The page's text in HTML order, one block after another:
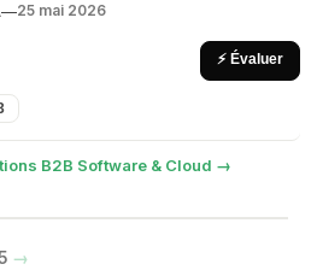
—25 mai 2026
⚡ Évaluer
B2B Software & Cloud →
→